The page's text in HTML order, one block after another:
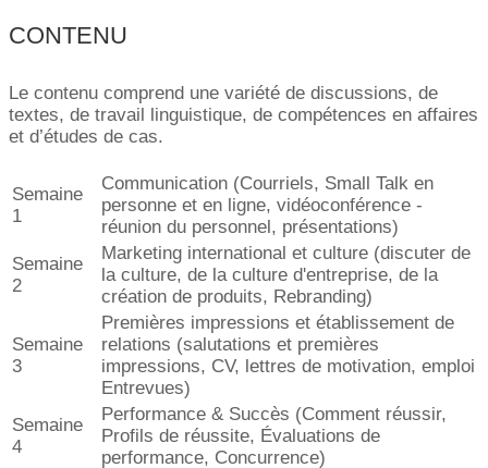
CONTENU
Le contenu comprend une variété de discussions, de
textes, de travail linguistique, de compétences en affaires
et d’études de cas.
Semaine
1
Communication (Courriels, Small Talk en
personne et en ligne, vidéoconférence -
réunion du personnel, présentations)
Semaine
2
Marketing international et culture (discuter de
la culture, de la culture d'entreprise, de la
création de produits, Rebranding)
Semaine
3
Premières impressions et établissement de
relations (salutations et premières
impressions, CV, lettres de motivation, emploi
Entrevues)
Semaine
4
Performance & Succès (Comment réussir,
Profils de réussite, Évaluations de
performance, Concurrence)